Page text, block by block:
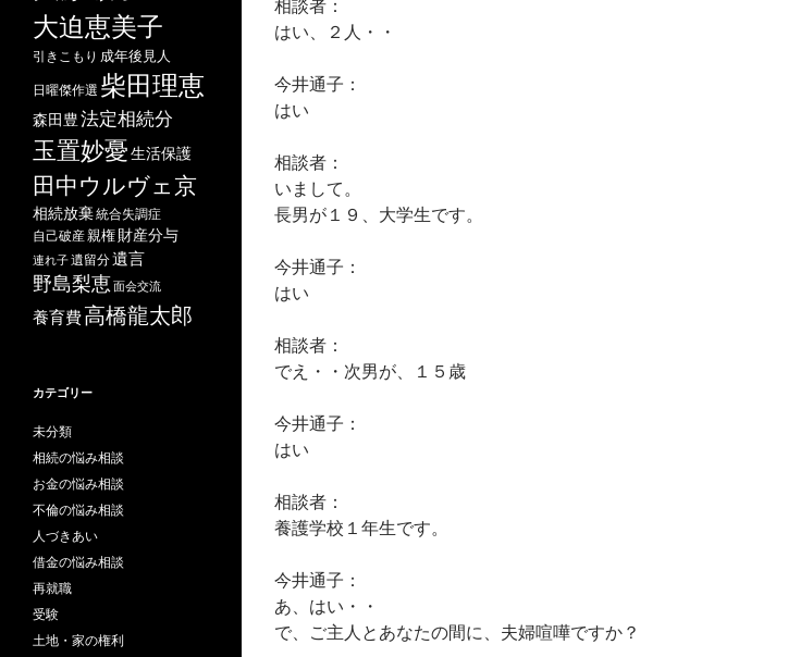
相談者：
はい、２人・・
今井通子：
はい
相談者：
いまして。
長男が１９、大学生です。
今井通子：
はい
相談者：
でえ・・次男が、１５歳
今井通子：
はい
相談者：
養護学校１年生です。
今井通子：
あ、はい・・
で、ご主人とあなたの間に、夫婦喧嘩ですか？
大迫恵美子
引きこもり 成年後見人
日曜傑作選 柴田理恵
森田豊法定相続分
玉置妙憂生活保護
田中ウルヴェ京
相続放棄統合失調症
自己破産親権 財産分与
連れ子遺留分遺言
野島梨恵面会交流
養育費高橋龍太郎
カテゴリー
未分類
相続の悩み相談
お金の悩み相談
不倫の悩み相談
人づきあい
借金の悩み相談
再就職
受験
土地・家の権利